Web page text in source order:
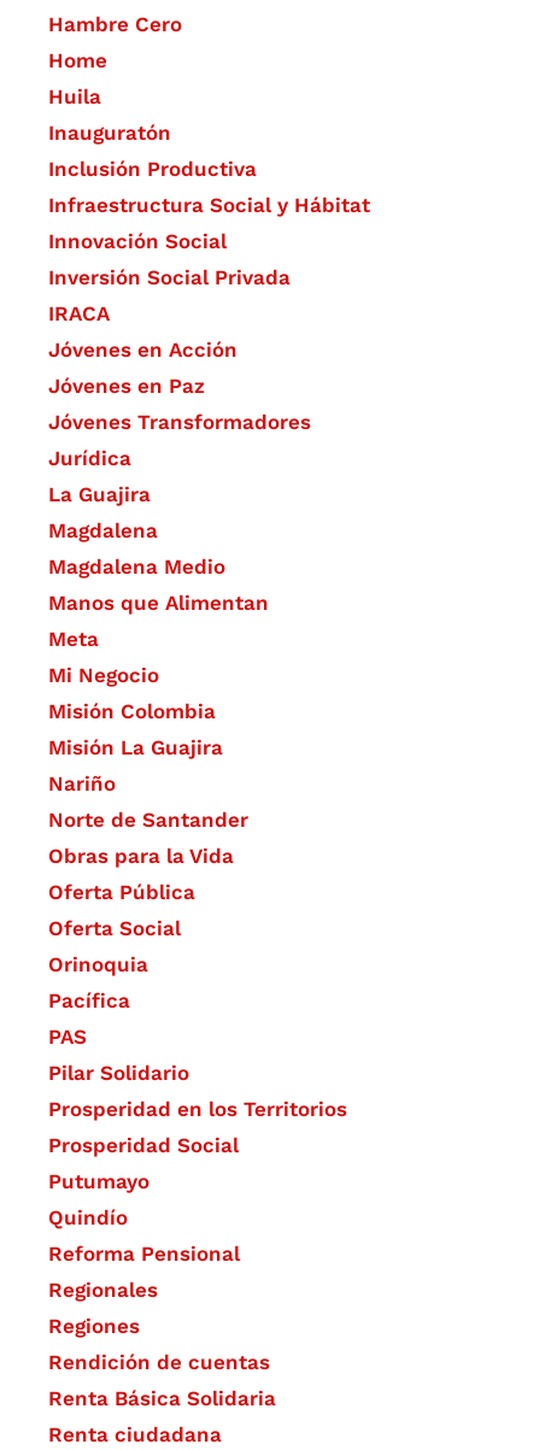
Hambre Cero
Home
Huila
Inauguratón
Inclusión Productiva
Infraestructura Social y Hábitat
​Innovación Social
Inversión Social Privada
IRACA
Jóvenes en Acción
Jóvenes en Paz
Jóvenes Transformadores
Jurídica
La Guajira
Magdalena
Magdalena Medio
Manos que Alimentan
Meta
Mi Negocio
Misión Colombia
Misión La Guajira
Nariño
Norte de Santander
Obras para la Vida
Oferta Pública
Oferta Social​​
Orinoquia
Pacífica
PAS
Pilar Solidario
Prosperidad en los Territorios
Prosperidad Social
Putumayo
Quindío
Reforma Pensional
Regionales
Regiones
Rendición de cuentas
Renta Básica Solidaria
Renta ciudadana